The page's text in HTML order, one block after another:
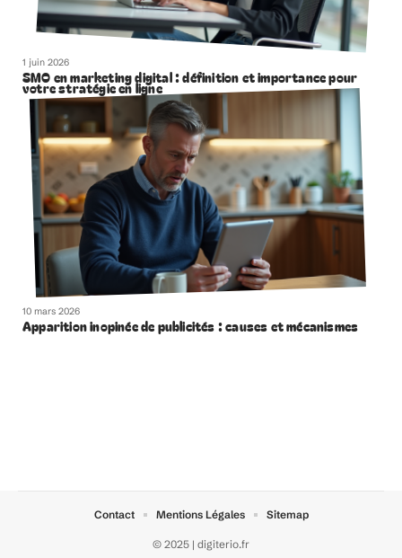
1 juin 2026
SMO en marketing digital : définition et importance pour
votre stratégie en ligne
10 mars 2026
Apparition inopinée de publicités : causes et mécanismes
© 2025 | digiterio.fr
Contact Mentions Légales Sitemap